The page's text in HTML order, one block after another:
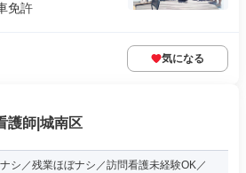
免許
気になる
護師|城南区
シ／残業ほぼナシ／訪問看護未経験OK／